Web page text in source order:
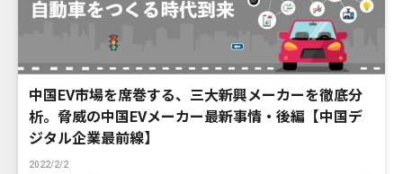
中国EV市場を席巻する、三大新興メーカーを徹底分
析。脅威の中国EVメーカー最新事情・後編【中国デ
ジタル企業最前線】
2022/2/2